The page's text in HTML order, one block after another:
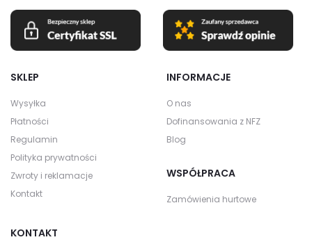
SKLEP
Wysyłka
Płatności
Regulamin
Polityka prywatności
Zwroty i reklamacje
Kontakt
INFORMACJE
O nas
Dofinansowania z NFZ
Blog
WSPÓŁPRACA
Zamówienia hurtowe
KONTAKT